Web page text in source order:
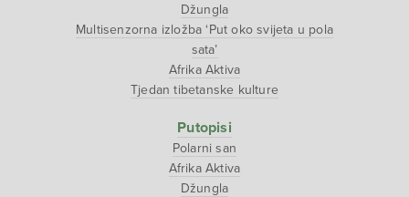
Džungla
Multisenzorna izložba ‘Put oko svijeta u pola
sata’
Afrika Aktiva
Tjedan tibetanske kulture
Putopisi
Polarni san
Afrika Aktiva
Džungla